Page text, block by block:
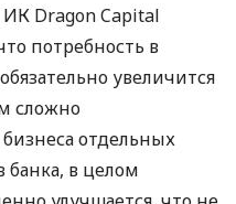
ИК Dragon Capital
потребность в
увеличится
сложно
отдельных
в целом